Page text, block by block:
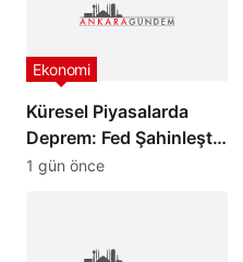
Küresel Piyasalarda
Deprem: Fed Şahinleşti,
Değerli Metaller Çakıldı!
Ekonomi
1 gün önce